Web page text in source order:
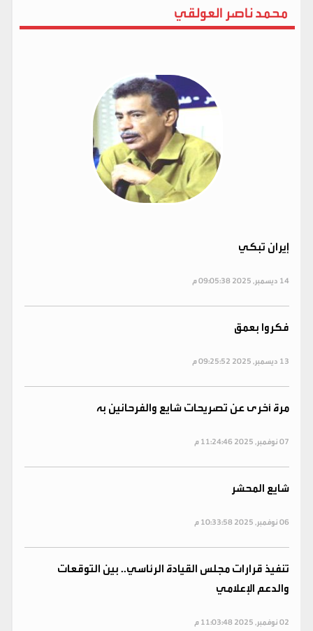
محمد ناصر العولقي
إيران تبكي
14 ديسمبر, 2025 09:05:38 م
فكروا بعمق
13 ديسمبر, 2025 09:25:52 م
مرة أخرى عن تصريحات شايع والفرحانين به
07 نوفمبر, 2025 11:24:46 م
شايع المحشر
06 نوفمبر, 2025 10:33:58 م
تنفيذ قرارات مجلس القيادة الرئاسي.. بين التوقعات
والدعم الإعلامي
02 نوفمبر, 2025 11:03:48 م